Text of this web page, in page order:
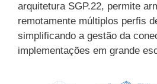
arquitetura SGP.22, permite
remotamente múltiplos perfis
simplificando a gestão da
implementações em grande